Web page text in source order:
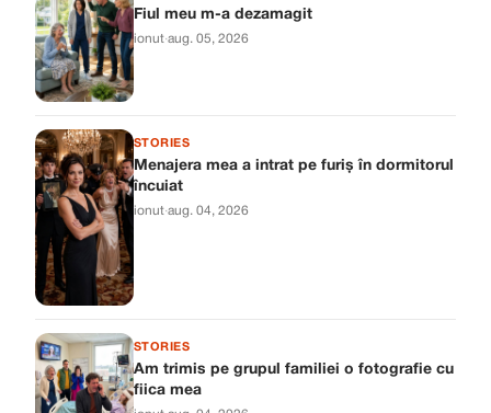
Fiul meu m-a dezamagit
ionut·aug. 05, 2026
STORIES
Menajera mea a intrat pe furiș în dormitorul
încuiat
ionut·aug. 04, 2026
STORIES
Am trimis pe grupul familiei o fotografie cu
fiica mea